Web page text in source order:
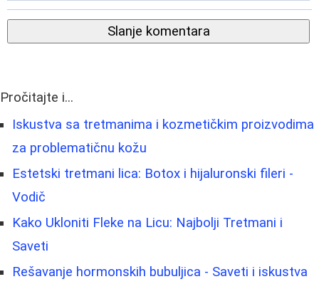
Slanje komentara
Pročitajte i...
Iskustva sa tretmanima i kozmetičkim proizvodima
za problematičnu kožu
Estetski tretmani lica: Botox i hijaluronski fileri -
Vodič
Kako Ukloniti Fleke na Licu: Najbolji Tretmani i
Saveti
Rešavanje hormonskih bubuljica - Saveti i iskustva